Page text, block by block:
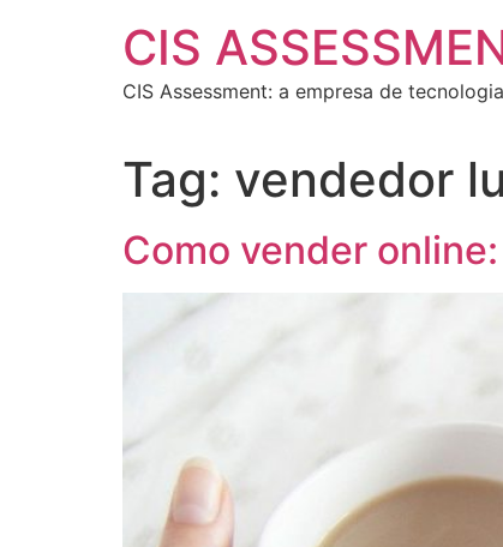
CIS
CIS Assessment: a empresa de
Tag: vendedor
Como vender